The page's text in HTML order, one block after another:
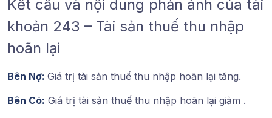
Kết cấu và nội dung phản ánh của tài
khoản 243 – Tài sản thuế thu nhập
hoãn lại
Bên Nợ: Giá trị tài sản thuế thu nhập hoãn lại tăng.
Bên Có: Giá trị tài sản thuế thu nhập hoãn lại giảm .